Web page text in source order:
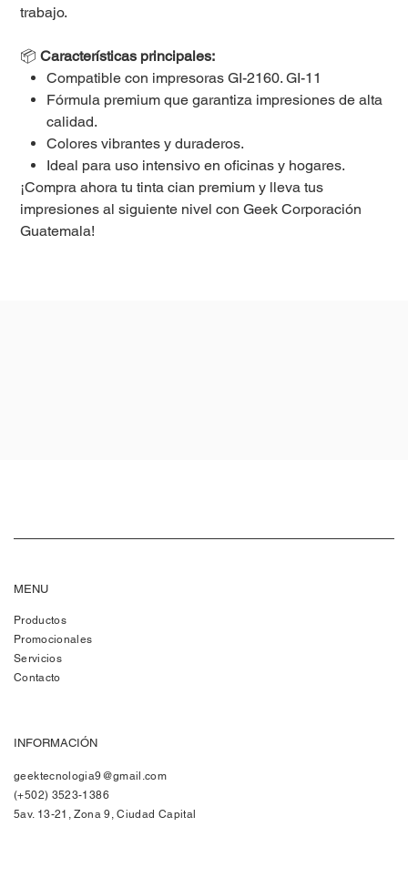
trabajo.
📦Características principales:
Compatible con impresoras GI-2160. GI-11
Fórmula premium que garantiza impresiones de alta
calidad.
Colores vibrantes y duraderos.
Ideal para uso intensivo en oficinas y hogares.
¡Compra ahora tu tinta cian premium y lleva tus
impresiones al siguiente nivel con Geek Corporación
Guatemala!
MENU
Productos
Promocionales
Servicios
Contacto
INFORMACIÓN
geektecnologia9@gmail.com
(+502) 3523-1386
5av. 13-21, Zona 9, Ciudad Capital